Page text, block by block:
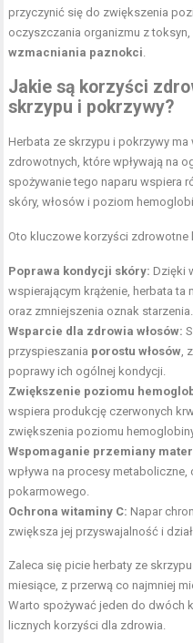
przyczynić się do zwiększenia
oczyszczania organizmu z
wzmacniania paznokci
Jakie są korzyści
skrzypu i pokrzywy?
Herbata ze skrzypu i pokrzywy
zdrowotnych, które wpływają na
spożywanie tego naparu wspiera
skóry, włosów i poziom
Oto kluczowe korzyści zdrowotne
Poprawa kondycji skóry: Dzięki
wspierającym krążenie, herbata
oraz zmniejszenia oznak starzenia.
Wsparcie dla zdrowia włosów:
przyspieszania porostu włosów ,
poprawy ich ogólnej kondycji.
Zwiększenie poziomu
wspiera produkcję czerwonych
zwiększenia poziomu
Wspomaganie przemiany
wpływa na procesy metaboliczne,
pokarmowego.
Ochrona witaminy C: Napar
zwiększa jej przyswajalność i
Zaleca się picie herbaty ze
miesiące, z przerwą co najmniej
Warto spożywać jeden do dwóch
licznych korzyści dla zdrowia.